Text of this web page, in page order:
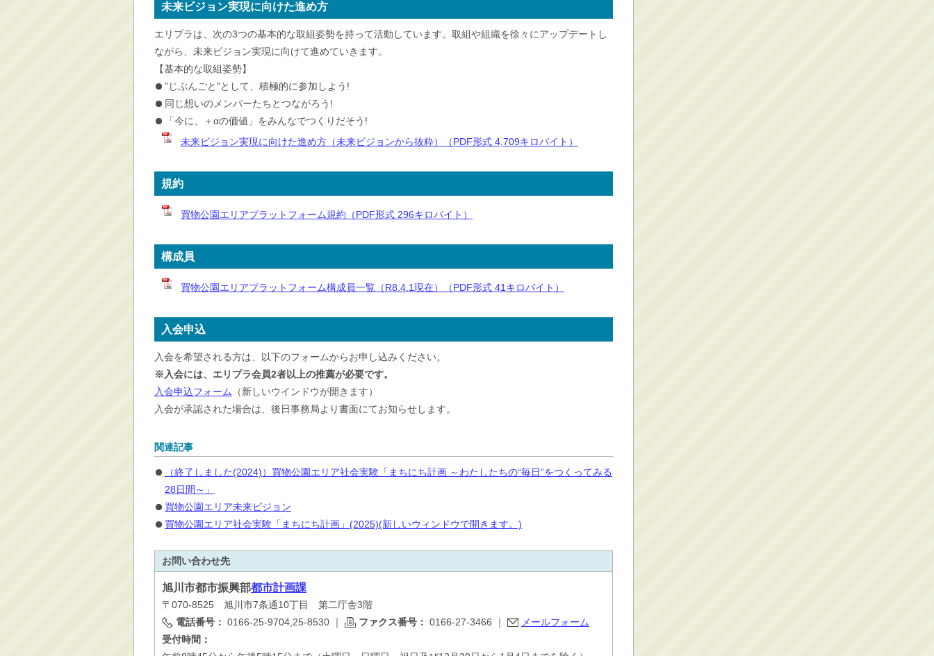
未来ビジョン実現に向けた進め方
エリプラは、次の3つの基本的な取組姿勢を持って活動しています。取組や組織を徐々にアップデートし
ながら、未来ビジョン実現に向けて進めていきます。
【基本的な取組姿勢】
"じぶんごと"として、積極的に参加しよう!
同じ想いのメンバーたちとつながろう!
「今に、＋αの価値」をみんなでつくりだそう!
未来ビジョン実現に向けた進め方（未来ビジョンから抜粋）（PDF形式 4,709キロバイト）
規約
買物公園エリアプラットフォーム規約（PDF形式 296キロバイト）
構成員
買物公園エリアプラットフォーム構成員一覧（R8.4.1現在）（PDF形式 41キロバイト）
入会申込
入会を希望される方は、以下のフォームからお申し込みください。
※入会には、エリプラ会員2者以上の推薦が必要です。
入会申込フォーム
（新しいウインドウが開きます）
入会が承認された場合は、後日事務局より書面にてお知らせします。
関連記事
（終了しました(2024)）買物公園エリア社会実験「まちにち計画 ～わたしたちの“毎日”をつくってみる
28日間～」
買物公園エリア未来ビジョン
買物公園エリア社会実験「まちにち計画」(2025)(新しいウィンドウで開きます。)
お問い合わせ先
旭川市都市振興部都市計画課
〒070-8525 旭川市7条通10丁目 第二庁舎3階
電話番号： 0166-25-9704,25-8530 ｜ ファクス番号： 0166-27-3466 ｜
メールフォーム
受付時間：